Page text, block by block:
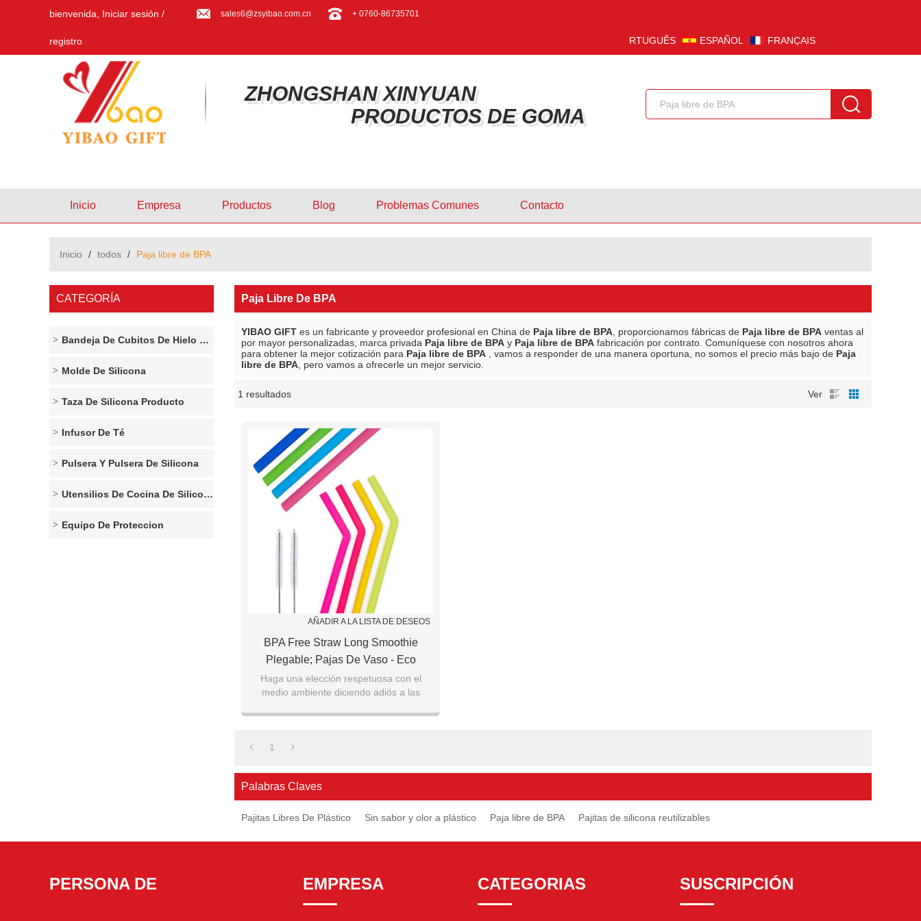
bienvenida, Iniciar sesión /
registro
sales6@zsyibao.com.cn + 0760-86735701
PORTUGUÊS ESPAÑOL FRANÇAIS
ZHONGSHAN XINYUAN
PRODUCTOS DE GOMA
Inicio Empresa Productos Blog Problemas Comunes Contacto
Inicio / todos / Paja libre de BPA
CATEGORÍA
Bandeja De Cubitos De Hielo De Silicona
Molde De Silicona
Taza De Silicona Producto
Infusor De Té
Pulsera Y Pulsera De Silicona
Utensilios De Cocina De Silicona
Equipo De Proteccion
Paja Libre De BPA
YIBAO GIFT es un fabricante y proveedor profesional en China de Paja libre de BPA , proporcionamos fábricas de Paja libre de BPA ventas al
por mayor personalizadas, marca privada Paja libre de BPA y Paja libre de BPA fabricación por contrato. Comuníquese con nosotros ahora
para obtener la mejor cotización para Paja libre de BPA , vamos a responder de una manera oportuna, no somos el precio más bajo de Paja
libre de BPA , pero vamos a ofrecerle un mejor servicio.
1 resultados Ver
escaparate
AÑADIR A LA LISTA DE DESEOS
BPA Free Straw Long Smoothie
Plegable; Pajas De Vaso - Eco
Friendly
Haga una elección respetuosa con el
medio ambiente diciendo adiós a las
reutilizabl
1
Palabras Claves
Pajitas Libres De Plástico Sin sabor y olor a plástico Paja libre de BPA Pajitas de silicona reutilizables
PERSONA DE EMPRESA CATEGORIAS SUSCRIPCIÓN